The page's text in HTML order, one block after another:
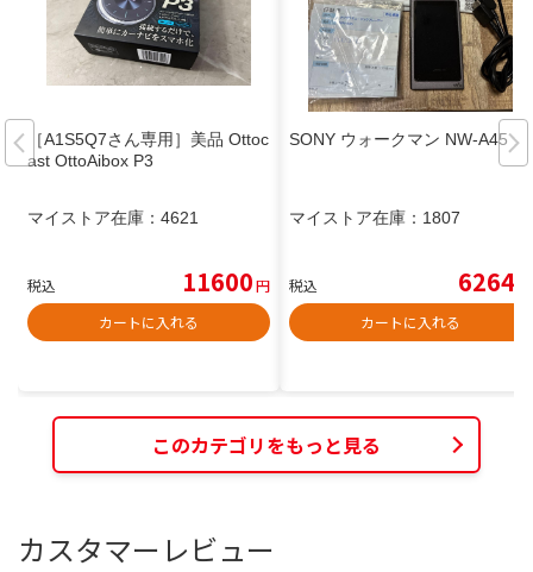
［A1S5Q7さん専用］美品 Ottoc
ast OttoAibox P3
マイストア在庫： 4621
税込 11600円
カートに入れる
SONY ウォークマン NW-A45
マイストア在庫： 1807
税込 6264
カートに入れる
このカテゴリをもっと見る
カスタマーレビュー